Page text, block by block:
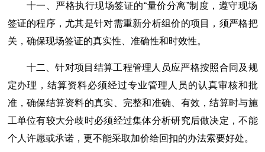
十一、严格执行现场签证的“量价分离”制度，遵守现场
签证的程序，尤其是针对需重新分析组价的项目，须严格把
关，确保现场签证的真实性、准确性和时效性。
十二、针对项目结算工程管理人员应严格按照合同及规
定办理，结算资料必须经过专业管理人员的认真审核和批
准，确保结算资料的真实、完整和准确、有效，结算时与施
工单位有较大分歧时必须经过集体分析研究后做决定，不能
个人许愿或承诺，更不能采取加价给回扣的办法索要好处。